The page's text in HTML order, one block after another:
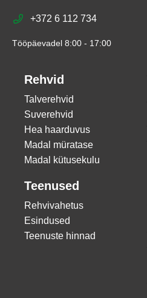
+372 6 112 734
Tööpäevadel 8:00 - 17:00
Rehvid
Talverehvid
Suverehvid
Hea haarduvus
Madal müratase
Madal kütusekulu
Teenused
Rehvivahetus
Esindused
Teenuste hinnad